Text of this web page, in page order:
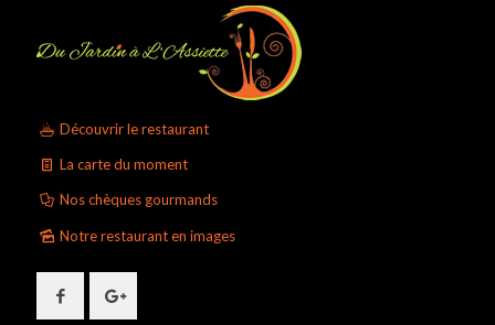
Découvrir le restaurant
La carte du moment
Nos chèques gourmands
Notre restaurant en images